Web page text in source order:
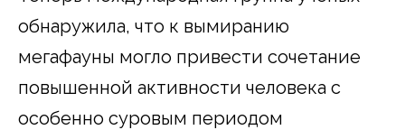
обнаружила, что к вымиранию
мегафауны могло привести сочетание
повышенной активности человека с
особенно суровым периодом